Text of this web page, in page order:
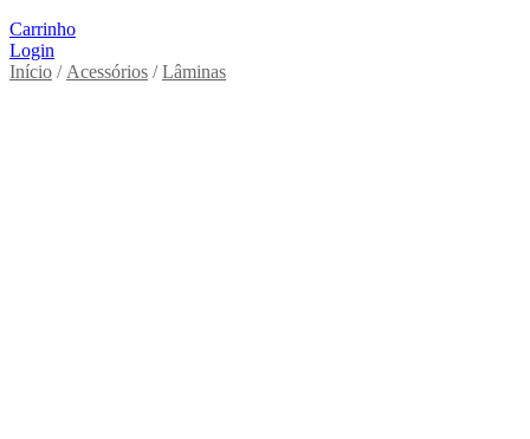
Carrinho
Login
Início / Acessórios /Lâminas